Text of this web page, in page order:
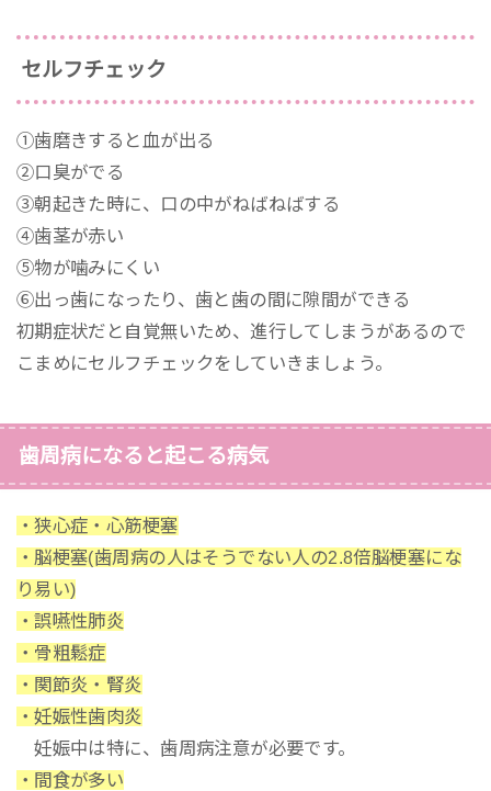
セルフチェック
①歯磨きすると血が出る
②口臭がでる
③朝起きた時に、口の中がねばねばする
④歯茎が赤い
⑤物が噛みにくい
⑥出っ歯になったり、歯と歯の間に隙間ができる
初期症状だと自覚無いため、進行してしまうがあるので
こまめにセルフチェックをしていきましょう。
歯周病になると起こる病気
・狭心症・心筋梗塞
・脳梗塞(歯周病の人はそうでない人の2.8倍脳梗塞にな
り易い)
・誤嚥性肺炎
・骨粗鬆症
・関節炎・腎炎
・妊娠性歯肉炎
妊娠中は特に、歯周病注意が必要です。
・間食が多い